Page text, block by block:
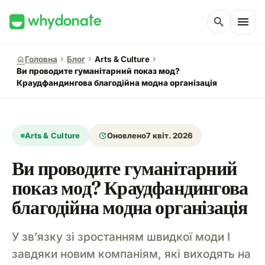
search menu
homeГоловна chevron_right Блог chevron_right Arts & Culture chevron_right
Ви проводите гуманітарний показ мод?
Краудфандингова благодійна модна організація
Arts & Culture updateОновлено7 квіт. 2026
Ви проводите гуманітарний
показ мод? Краудфандингова
благодійна модна організація
У зв’язку зі зростанням швидкої моди І
завдяки новим компаніям, які виходять на